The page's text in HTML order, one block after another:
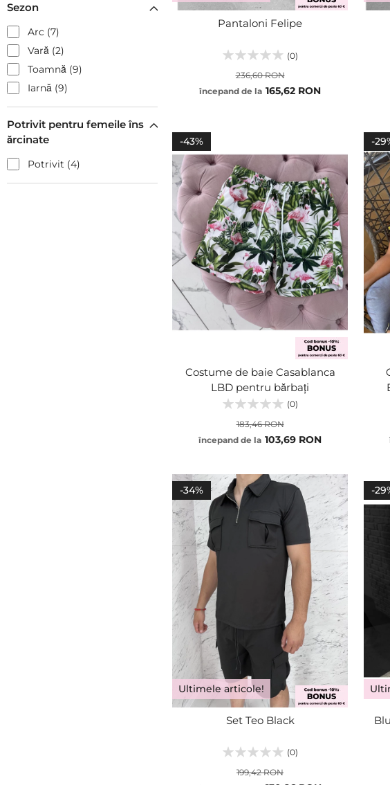
Pantaloni Felipe
(0)
începand de la 165,62 RON
236,60 RON
M
L
XL
ADĂUGA
M
L
XL
-43%
Costume de baie Casablanca
LBD pentru bărbați
(0)
începand de la 103,69 RON
183,46 RON
L
XL
ADĂUGA
-
L
XL
-34%
Ultimele articole!
Set Teo Black
(0)
199,42 RON
-
Sezon
Arc 7
Vară 2
Toamnă 9
Iarnă 9
Potrivit pentru femeile îns
ărcinate
Potrivit 4